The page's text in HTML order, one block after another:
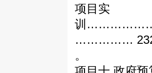
项目实
训
……………
。